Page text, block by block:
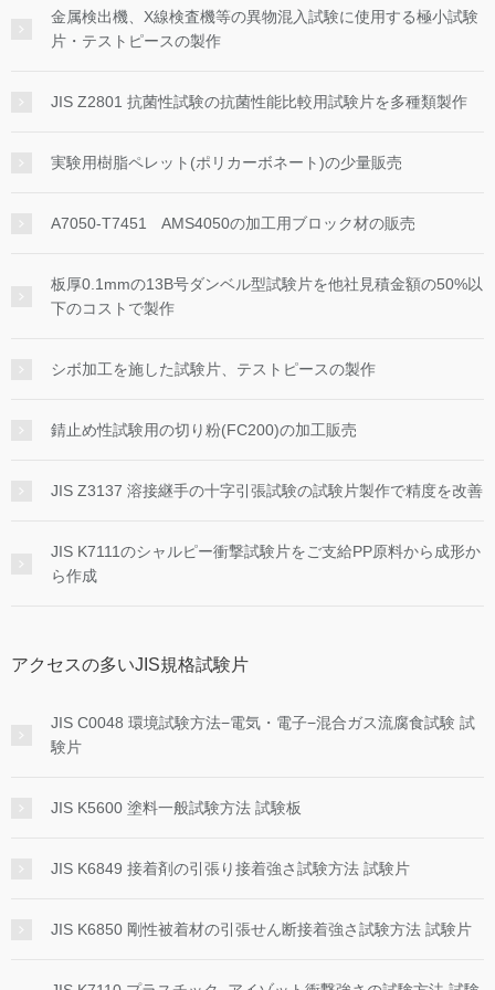
金属検出機、X線検査機等の異物混入試験に使用する極小試験
片・テストピースの製作
JIS Z2801 抗菌性試験の抗菌性能比較用試験片を多種類製作
実験用樹脂ペレット(ポリカーボネート)の少量販売
A7050-T7451 AMS4050の加工用ブロック材の販売
板厚0.1mmの13B号ダンベル型試験片を他社見積金額の50%以
下のコストで製作
シボ加工を施した試験片、テストピースの製作
錆止め性試験用の切り粉(FC200)の加工販売
JIS Z3137 溶接継手の十字引張試験の試験片製作で精度を改善
JIS K7111のシャルピー衝撃試験片をご支給PP原料から成形か
ら作成
アクセスの多いJIS規格試験片
JIS C0048 環境試験方法−電気・電子−混合ガス流腐食試験 試
験片
JIS K5600 塗料一般試験方法 試験板
JIS K6849 接着剤の引張り接着強さ試験方法 試験片
JIS K6850 剛性被着材の引張せん断接着強さ試験方法 試験片